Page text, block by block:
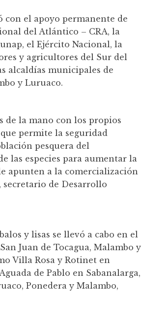
con el apoyo permanente de
del Atlántico – CRA, la
el Ejército Nacional, la
y agricultores del Sur del
alcaldías municipales de
y Luruaco.
de la mano con los propios
permite la seguridad
pesquera del
las especies para aumentar la
apunten a la comercialización
secretario de Desarrollo
y lisas se llevó a cabo en el
Juan de Tocagua, Malambo y
Villa Rosa y Rotinet en
de Pablo en Sabanalarga,
Ponedera y Malambo,